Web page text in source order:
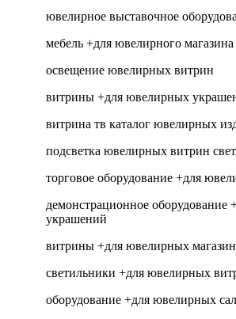
ювелирное выставочное
мебель +для ювелирного магазина
освещение ювелирных витрин
витрины +для ювелирных
витрина тв каталог ювелирных
подсветка ювелирных витрин
торговое оборудование +для
демонстрационное оборудование
украшений
витрины +для ювелирных
светильники +для ювелирных
оборудование +для ювелирных